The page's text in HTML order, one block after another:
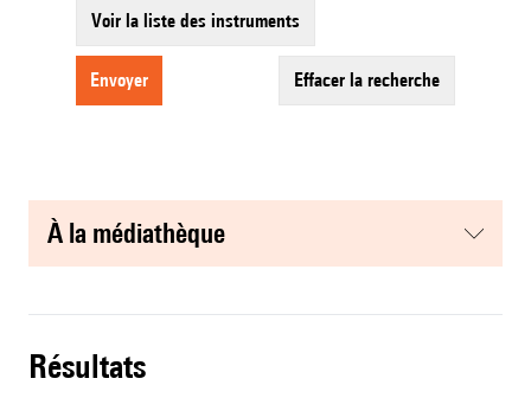
Voir la liste des instruments
envoyer effacer la recherche
à la médiathèque
résultats